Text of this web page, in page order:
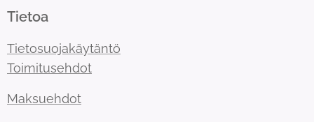
Tietoa
Tietosuojakäytäntö
Toimitusehdot
Maksuehdot